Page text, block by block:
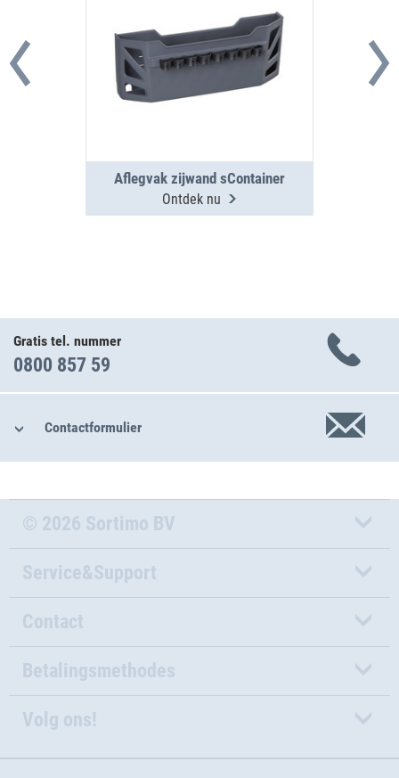
Aflegvak zijwand sContainer
Ontdek nu
Gratis tel. nummer
0800 857 59
Contactformulier
© 2026 Sortimo BV
Service&Support
Contact
Betalingsmethodes
Volg ons!